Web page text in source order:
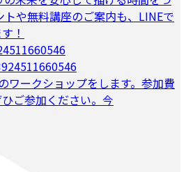
ワークショップをします。参加費
ご参加ください。今